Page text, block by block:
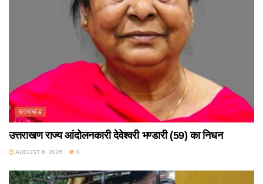
उत्तराखंड
उत्तराखण राज्य आंदोलनकारी देवेश्वरी भण्डारी (59) का निधन
AUGUST 6, 2026 8